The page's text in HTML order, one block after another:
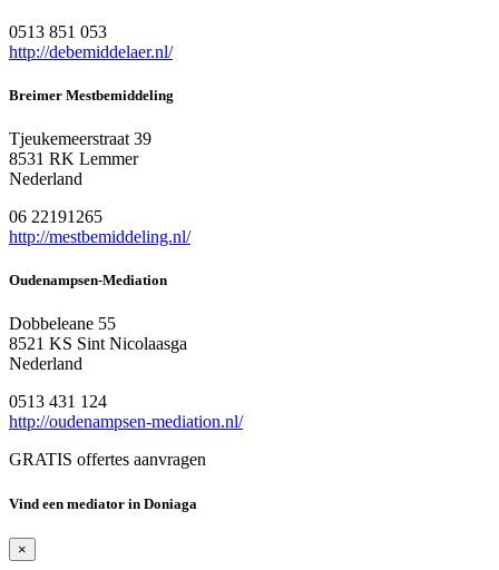
0513 851 053
http://debemiddelaer.nl/
Breimer Mestbemiddeling
Tjeukemeerstraat 39
8531 RK Lemmer
Nederland
06 22191265
http://mestbemiddeling.nl/
Oudenampsen-Mediation
Dobbeleane 55
8521 KS Sint Nicolaasga
Nederland
0513 431 124
http://oudenampsen-mediation.nl/
GRATIS offertes aanvragen
Vind een mediator in Doniaga
×